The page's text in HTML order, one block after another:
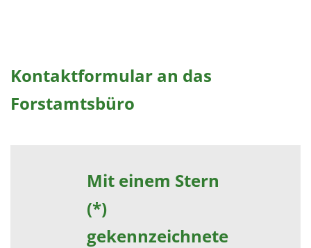
Kontaktformular an das
Forstamtsbüro
Mit einem Stern
(*)
gekennzeichnete